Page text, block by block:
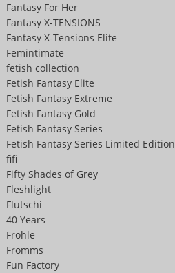
Fantasy For Her
Fantasy X-TENSIONS
Fantasy X-Tensions Elite
Femintimate
fetish collection
Fetish Fantasy Elite
Fetish Fantasy Extreme
Fetish Fantasy Gold
Fetish Fantasy Series
Fetish Fantasy Series Limited Edition
fifi
Fifty Shades of Grey
Fleshlight
Flutschi
40 Years
Fröhle
Fromms
Fun Factory